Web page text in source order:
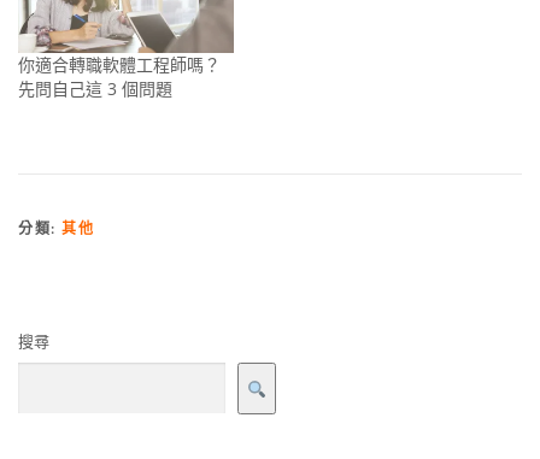
你適合轉職軟體工程師嗎？
先問自己這 3 個問題
分類: 其他
搜尋